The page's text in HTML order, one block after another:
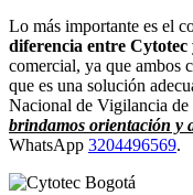
Lo más importante es el
diferencia entre
comercial, ya que ambos
que es una solución
Nacional de Vigilancia de
brindamos orientación y
WhatsApp 3204496569.